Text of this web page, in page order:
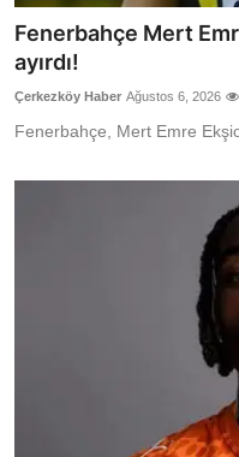
Fenerbahçe Mert
ayırdı!
Çerkezköy Haber Ağustos 6, 2026
Fenerbahçe, Mert Emre